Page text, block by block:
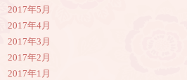
2017年5月
2017年4月
2017年3月
2017年2月
2017年1月